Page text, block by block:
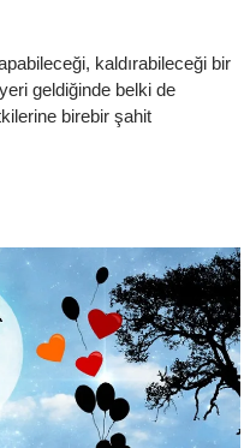
kaldırabileceği bir
geldiğinde belki de
birebir şahit